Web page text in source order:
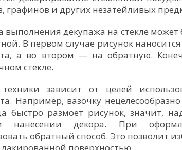
графинов и других незатейливых
выполнения декупажа на стекле
В первом случае рисунок
а во втором — на обратную.
стекле.
зависит от целей
Например, вазочку
быстро размоет рисунок, значит,
нанесении декора. При
обратный способ. Это позволит